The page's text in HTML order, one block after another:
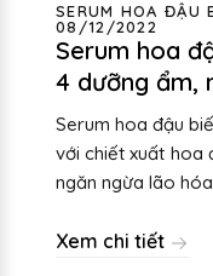
SERUM HOA ĐẬU
08/12/2022
Serum hoa
4 dưỡng ẩm,
Serum hoa đậu
với chiết xuất hoa
ngăn ngừa lão
Xem chi tiết